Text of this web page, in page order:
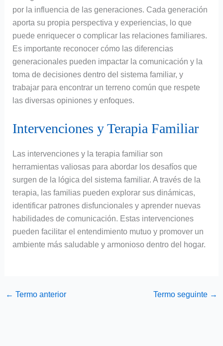
por la influencia de las generaciones. Cada generación
aporta su propia perspectiva y experiencias, lo que
puede enriquecer o complicar las relaciones familiares.
Es importante reconocer cómo las diferencias
generacionales pueden impactar la comunicación y la
toma de decisiones dentro del sistema familiar, y
trabajar para encontrar un terreno común que respete
las diversas opiniones y enfoques.
Intervenciones y Terapia Familiar
Las intervenciones y la terapia familiar son
herramientas valiosas para abordar los desafíos que
surgen de la lógica del sistema familiar. A través de la
terapia, las familias pueden explorar sus dinámicas,
identificar patrones disfuncionales y aprender nuevas
habilidades de comunicación. Estas intervenciones
pueden facilitar el entendimiento mutuo y promover un
ambiente más saludable y armonioso dentro del hogar.
← Termo anterior Termo seguinte →